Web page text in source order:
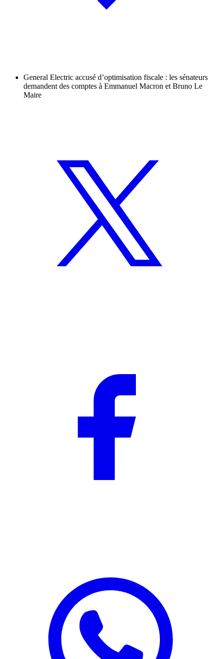
General Electric accusé d’optimisation fiscale : les sénateurs
demandent des comptes à Emmanuel Macron et Bruno Le
Maire